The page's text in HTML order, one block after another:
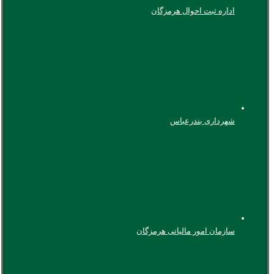
اداره ثبت احوال هرمزگان
شهرداری بندرعباس
سازمان امور مالیاتی هرمزگان